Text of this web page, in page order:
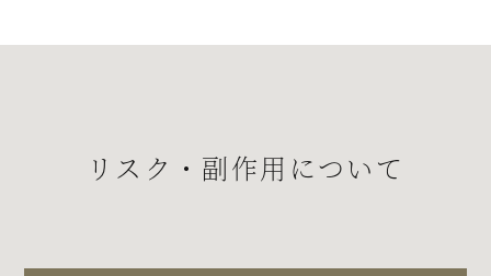
リスク・副作用について